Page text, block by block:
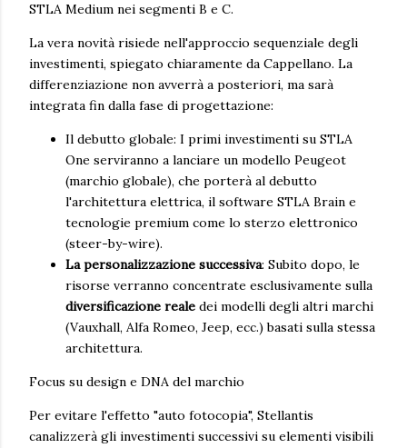
STLA Medium nei segmenti B e C.
La vera novità risiede nell'approccio sequenziale degli
investimenti, spiegato chiaramente da Cappellano. La
differenziazione non avverrà a posteriori, ma sarà
integrata fin dalla fase di progettazione:
Il debutto globale: I primi investimenti su STLA
One serviranno a lanciare un modello Peugeot
(marchio globale), che porterà al debutto
l'architettura elettrica, il software STLA Brain e
tecnologie premium come lo sterzo elettronico
(steer-by-wire).
La personalizzazione successiva: Subito dopo, le
risorse verranno concentrate esclusivamente sulla
diversificazione reale dei modelli degli altri marchi
(Vauxhall, Alfa Romeo, Jeep, ecc.) basati sulla stessa
architettura.
Focus su design e DNA del marchio
Per evitare l'effetto "auto fotocopia", Stellantis
canalizzerà gli investimenti successivi su elementi visibili